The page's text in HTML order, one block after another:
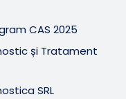
CAS 2025
și Tratament
SRL